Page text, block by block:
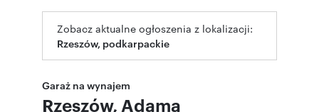
Zobacz aktualne ogłoszenia z lokalizacji:
Rzeszów, podkarpackie
Garaż na wynajem
Rzeszów, Adama